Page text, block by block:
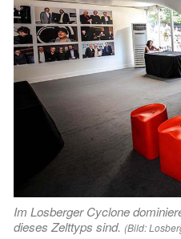
Im Losberger Cyclone
dieses Zelttyps sind. (Bild: